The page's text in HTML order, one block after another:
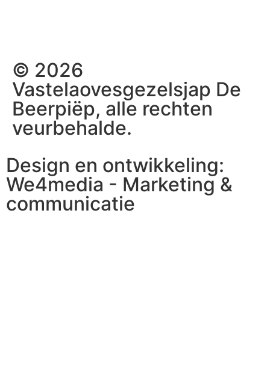
© 2026
Vastelaovesgezelsjap De
Beerpiëp, alle rechten
veurbehalde.
Design en ontwikkeling:
We4media - Marketing &
communicatie